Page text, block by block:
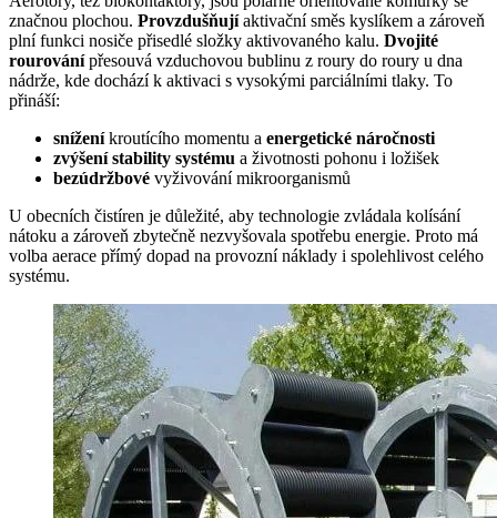
značnou plochou. Provzdušňujíaktivační směs kyslíkem a zároveň
plní funkci nosiče přisedlé složky aktivovaného kalu. Dvojité
rourovánípřesouvá vzduchovou bublinu z roury do roury u dna
nádrže, kde dochází k aktivaci s vysokými parciálními tlaky. To
přináší:
sníženíkroutícího momentu a energetické náročnosti
zvýšení stability systému a životnosti pohonu i ložišek
bezúdržbové vyživování mikroorganismů
U obecních čistíren je důležité, aby technologie zvládala kolísání
nátoku a zároveň zbytečně nezvyšovala spotřebu energie. Proto má
volba aerace přímý dopad na provozní náklady i spolehlivost celého
systému.